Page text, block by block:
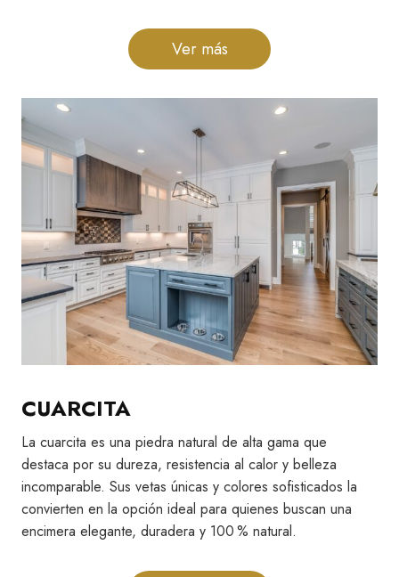
Ver más
CUARCITA
La cuarcita es una piedra natural de alta gama que
destaca por su dureza, resistencia al calor y belleza
incomparable. Sus vetas únicas y colores sofisticados la
convierten en la opción ideal para quienes buscan una
encimera elegante, duradera y 100 % natural.